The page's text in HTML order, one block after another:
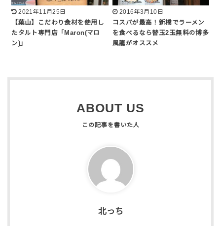
2021年11月25日
【葉山】こだわり食材を使用し
たタルト専門店「Maron(マロ
ン)」
2016年3月10日
コスパが最高！新橋でラーメン
を食べるなら替玉2玉無料の博多
風龍がオススメ
ABOUT US
北っち